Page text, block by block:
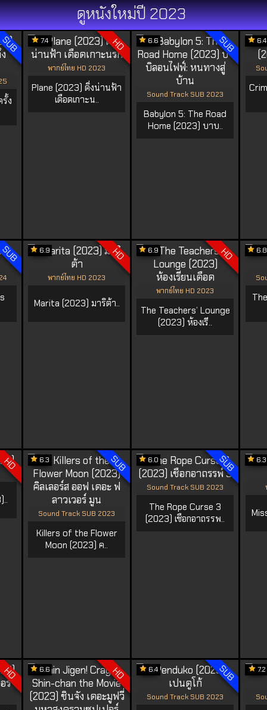
ดูหนังใหม่ปี 2023
SUB
ง
HD
7.4
พากย์ไทย HD 2023
Plane (2023) ดิ่งน่านฟ้า
เดือดเกาะน..
SUB
6.6
Sound Track SUB 2023
Babylon 5: The Road
Home (2023) บาบ..
6.4
SUB HD
6.9
พากย์ไทย HD 2023
Marita (2023) มาริต้า..
HD
6.9
พากย์ไทย HD 2023
The Teachers’ Lounge
(2023) ห้องเรี..
6.8
HD SUB
6.3
Sound Track SUB 2023
Killers of the Flower
Moon (2023) ค..
SUB
6.0
Sound Track SUB 2023
The Rope Curse 3
(2023) เชือกอาถรรพ..
6.3
HD HD
6.6 SUB
6.4
Sound Track SUB 2023
7.2